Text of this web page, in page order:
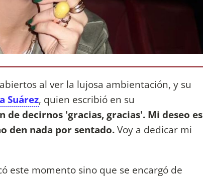
al ver la lujosa ambientación, y su
Suárez, quien escribió en su
de decirnos 'gracias, gracias'. Mi deseo es
den nada por sentado.Voy a dedicar mi
este momento sino que se encargó de